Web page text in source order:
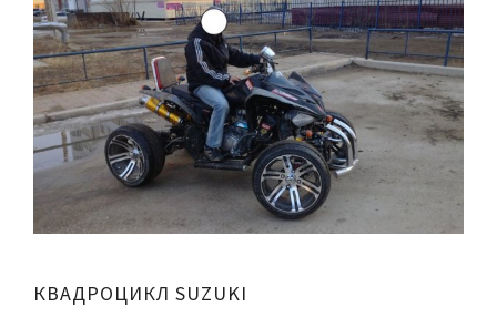
КВАДРОЦИКЛ SUZUKI